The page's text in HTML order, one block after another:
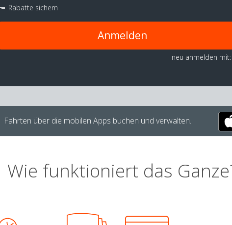
Rabatte sichern
Anmelden
neu anmelden mit:
Fahrten über die mobilen Apps buchen und verwalten.
Wie funktioniert das